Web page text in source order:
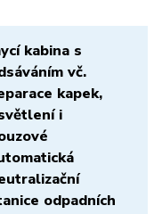
kabina s
vč.
kapek,
i
odpadních